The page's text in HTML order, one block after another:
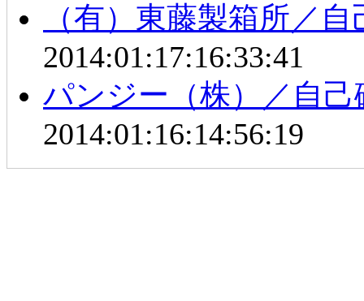
（有）東藤製箱所／
2014:01:17:16:33:41
パンジー（株）／自己
2014:01:16:14:56:19